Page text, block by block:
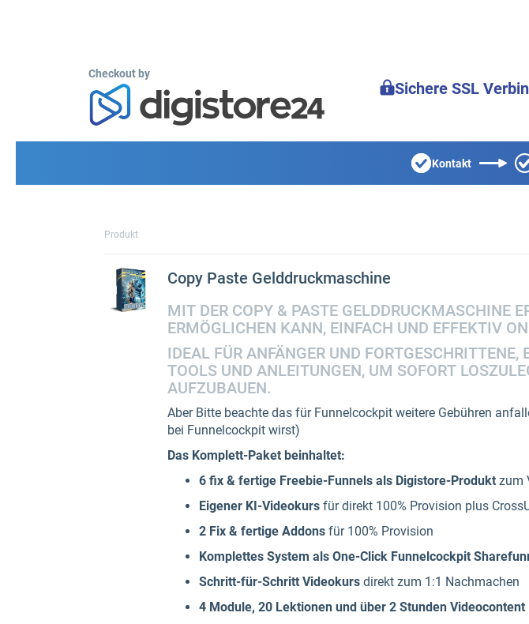
Checkout by
Sichere SSL
Kontakt
Produkt
Copy Paste Gelddruckmaschine
MIT DER COPY & PASTE GELDDRUCKMASCHINE
ERMÖGLICHEN KANN, EINFACH UND EFFEKTIV
IDEAL FÜR ANFÄNGER UND
TOOLS UND ANLEITUNGEN, UM SOFORT
AUFZUBAUEN.
Aber Bitte beachte das für Funnelcockpit weitere Gebühren
bei Funnelcockpit wirst)
Das Komplett-Paket beinhaltet:
6 fix & fertige Freebie-Funnels als Digistore-Produkt zum
Eigener KI-Videokurs für direkt 100% Provision plus
2 Fix & fertige Addons für 100% Provision
Komplettes System als One-Click Funnelcockpit
Schritt-für-Schritt Videokurs direkt zum 1:1 Nachmachen
4 Module, 20 Lektionen und über 2 Stunden Videocontent